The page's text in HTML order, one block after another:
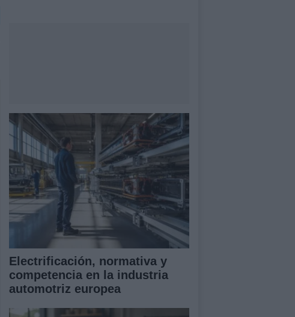
Electrificación, normativa y
competencia en la industria
automotriz europea